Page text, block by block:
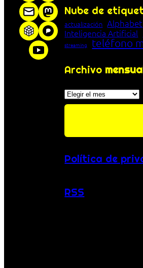
Nube de
actualización Alphabet
Inteligencia Artificial
streaming teléfono
Archivo
Archivos
Política de
RSS